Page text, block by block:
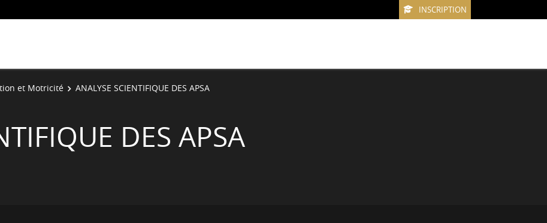
INSCRIPTION
et Motricité ANALYSE SCIENTIFIQUE DES APSA
DES APSA